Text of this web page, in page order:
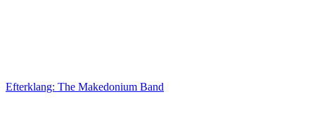
Efterklang: The Makedonium Band